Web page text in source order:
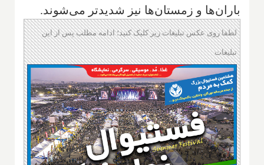
باران‌ها و زمستان‌ها نیز شدیدتر می‌شوند.
لطفا روی عکس تبلیغات زیر کلیک کنید؛ ادامه مطلب پس از این
تبلیغات